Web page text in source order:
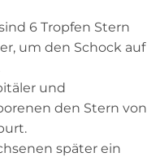
6 Tropfen Stern
um den Schock auf
und
den Stern von
später ein